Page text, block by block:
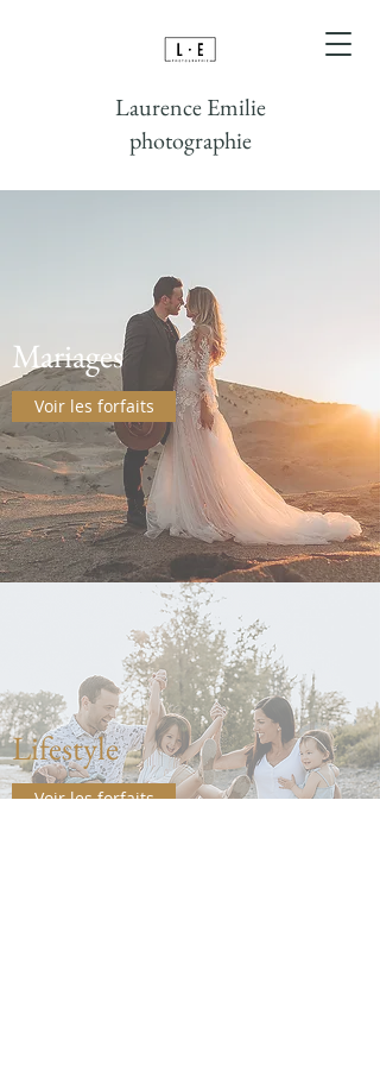
Laurence Emilie
photographie
Mariages
Voir les forfaits
Lifestyle
Voir les forfaits